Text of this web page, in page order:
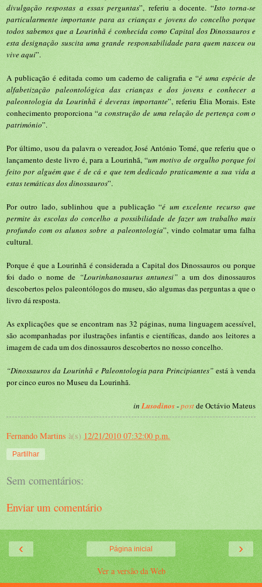
divulgação respostas a essas perguntas”, referiu a docente. “Isto torna-se
particularmente importante para as crianças e jovens do concelho porque
todos sabemos que a Lourinhã é conhecida como Capital dos Dinossauros e
esta designação suscita uma grande responsabilidade para quem nasceu ou
vive aqui”.
A publicação é editada como um caderno de caligrafia e “é uma espécie de
alfabetização paleontológica das crianças e dos jovens e conhecer a
paleontologia da Lourinhã é deveras importante”, referiu Élia Morais. Este
conhecimento proporciona “a construção de uma relação de pertença com o
património”.
Por último, usou da palavra o vereador, José António Tomé, que referiu que o
lançamento deste livro é, para a Lourinhã, “um motivo de orgulho porque foi
feito por alguém que é de cá e que tem dedicado praticamente a sua vida a
estas temáticas dos dinossauros”.
Por outro lado, sublinhou que a publicação “é um excelente recurso que
permite às escolas do concelho a possibilidade de fazer um trabalho mais
profundo com os alunos sobre a paleontologia”, vindo colmatar uma falha
cultural.
Porque é que a Lourinhã é considerada a Capital dos Dinossauros ou porque
foi dado o nome de “Lourinhanosaurus antunesi” a um dos dinossauros
descobertos pelos paleontólogos do museu, são algumas das perguntas a que o
livro dá resposta.
As explicações que se encontram nas 32 páginas, numa linguagem acessível,
são acompanhadas por ilustrações infantis e científicas, dando aos leitores a
imagem de cada um dos dinossauros descobertos no nosso concelho.
“Dinossauros da Lourinhã e Paleontologia para Principiantes”está à venda
por cinco euros no Museu da Lourinhã.
inLusodinos-postde Octávio Mateus
Fernando Martins à(s) 12/21/2010 07:32:00 p.m.
Partilhar
Sem comentários:
Enviar um comentário
‹ ›
Página inicial
Ver a versão da Web